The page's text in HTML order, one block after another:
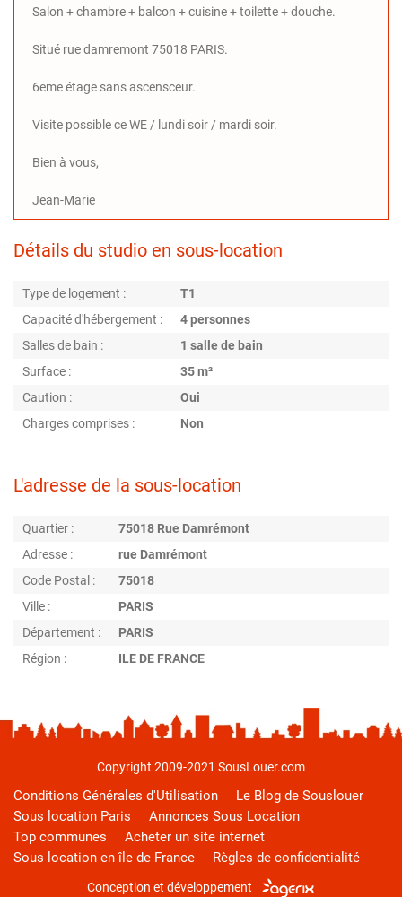
Salon + chambre + balcon + cuisine + toilette + douche.
Situé rue damremont 75018 PARIS.
6eme étage sans ascensceur.
Visite possible ce WE / lundi soir / mardi soir.
Bien à vous,
Jean-Marie
Détails du studio en sous-location
Type de logement :
T1
Capacité d'hébergement :
4 personnes
Salles de bain :
1 salle de bain
Surface :
35 m²
Caution :
Oui
Charges comprises :
Non
L'adresse de la sous-location
Quartier :
75018 Rue Damrémont
Adresse :
rue Damrémont
Code Postal :
75018
Ville :
PARIS
Département :
PARIS
Région :
ILE DE FRANCE
Copyright 2009-2021 SousLouer.com
Conditions Générales d'Utilisation
Le Blog de Souslouer
Sous location Paris
Annonces Sous Location
Top communes
Acheter un site internet
Sous location en île de France
Règles de confidentialité
Conception et développement